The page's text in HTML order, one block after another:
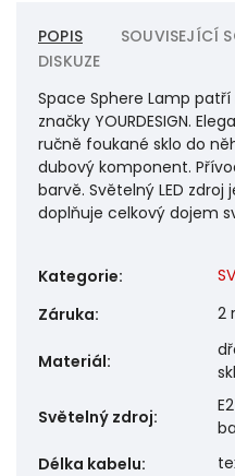
POPIS
SOUVISEJÍCÍ
DISKUZE
Space Sphere Lamp
značky YOURDESIGN.
ručně foukané sklo do
dubový komponent.
barvě. Světelný LED
doplňuje celkový dojem
Kategorie:
Záruka: 2
Materiál:
Světelný zdroj:
Délka kabelu: